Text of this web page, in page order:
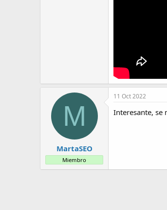
M
MartaSEO
Miembro
11 Oct 2022
Interesante, se